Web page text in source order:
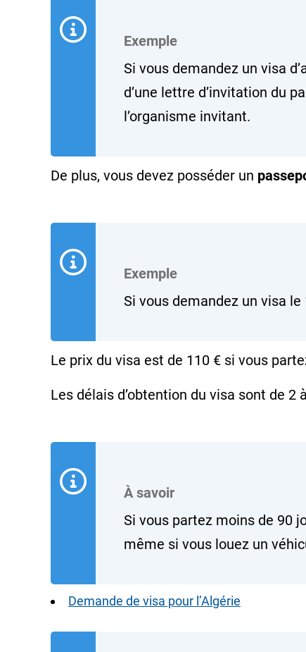
Exemple
Si vous demandez un visa
d’une lettre d’invitation du
l’organisme invitant.
De plus, vous devez posséder un
Exemple
Si vous demandez un visa le
Le prix du visa est de 110 € si vous
Les délais d’obtention du visa sont de 2
À savoir
Si vous partez moins de 90
même si vous louez un
Demande de visa pour l’Algérie